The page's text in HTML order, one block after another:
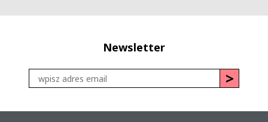
Newsletter